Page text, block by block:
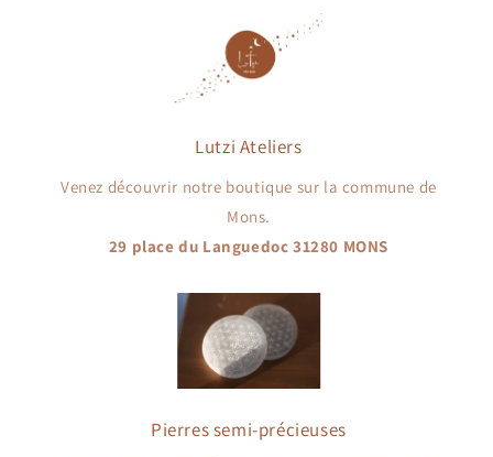
Lutzi Ateliers
Venez découvrir notre boutique sur la commune de
Mons.
29 place du Languedoc 31280 MONS
Pierres semi-précieuses